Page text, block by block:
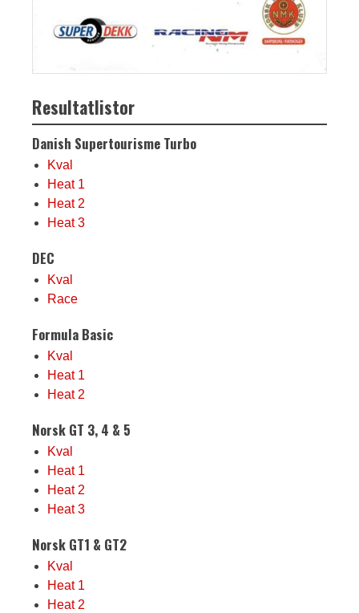
Resultatlistor
Danish Supertourisme Turbo
Kval
Heat 1
Heat 2
Heat 3
DEC
Kval
Race
Formula Basic
Kval
Heat 1
Heat 2
Norsk GT 3, 4 & 5
Kval
Heat 1
Heat 2
Heat 3
Norsk GT1 & GT2
Kval
Heat 1
Heat 2